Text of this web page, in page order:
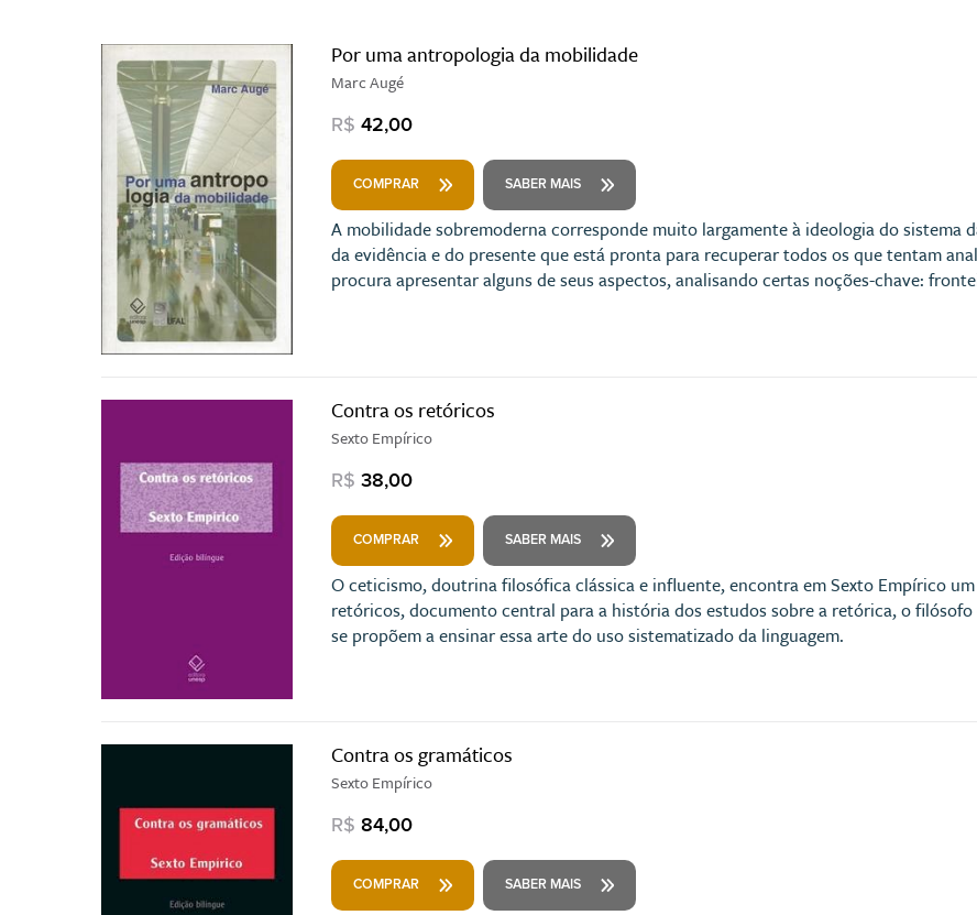
Por uma antropologia da mobilidade
Marc Augé
R$ 42,00
COMPRAR SABER MAIS
A mobilidade sobremoderna corresponde muito largamente à ideologia do sistema
da evidência e do presente que está pronta para recuperar todos os que tentam
procura apresentar alguns de seus aspectos, analisando certas noções-chave:
Contra os retóricos
Sexto Empírico
R$ 38,00
COMPRAR SABER MAIS
O ceticismo, doutrina filosófica clássica e influente, encontra em Sexto Empírico
retóricos, documento central para a história dos estudos sobre a retórica, o
se propõem a ensinar essa arte do uso sistematizado da linguagem.
Contra os gramáticos
Sexto Empírico
R$ 84,00
COMPRAR SABER MAIS